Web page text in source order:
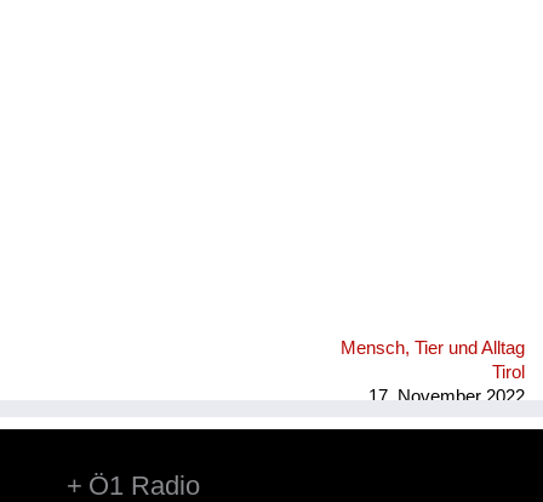
Mensch, Tier und Alltag
Tirol
17. November 2022
Ö1 Radio